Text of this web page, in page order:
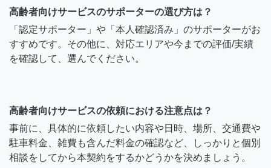
高齢者向けサービスのサポーターの選び方は？
「認定サポーター」や「本人確認済み」のサポーターがお
すすめです。その他に、対応エリアや今までの評価/実績
を確認して、選んでください。
高齢者向けサービスの依頼における注意点は？
事前に、具体的に依頼したい内容や日時、場所、交通費や
駐車料金、雑費も含んだ料金の確認など、しっかりと個別
相談をしてから本契約をするかどうかを決めましょう。